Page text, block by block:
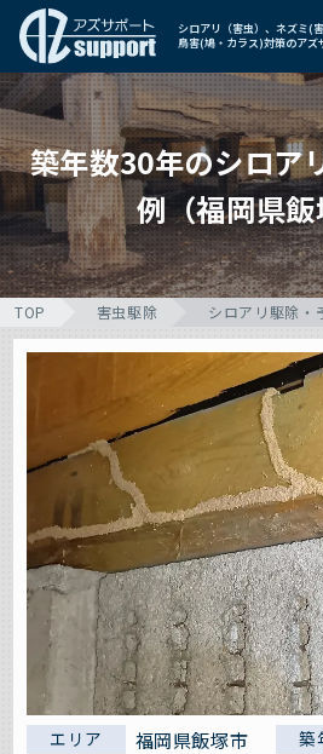
シロアリ（害虫）、ネズミ(害
鳥害(鳩・カラス)対策のアズ
築年数30年のシロア
例（福岡県
TOP 害虫駆除 シロアリ駆除・
エリア 福岡県飯塚市 築